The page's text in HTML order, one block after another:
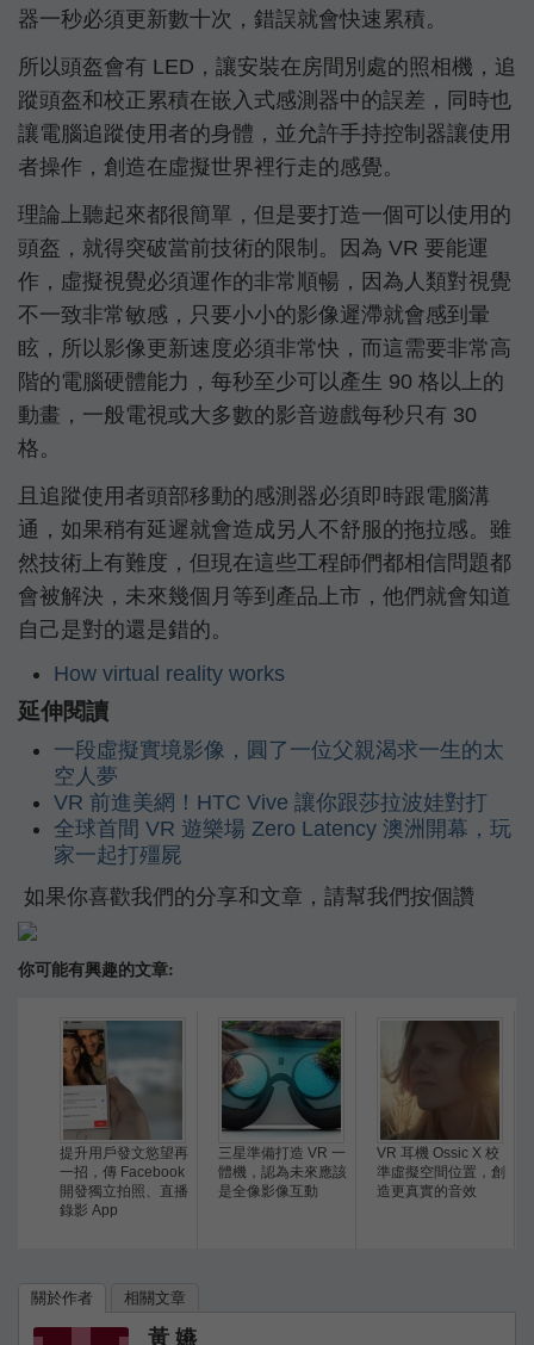
器一秒必須更新數十次，錯誤就會快速累積。
所以頭盔會有 LED，讓安裝在房間別處的照相機，追
蹤頭盔和校正累積在嵌入式感測器中的誤差，同時也
讓電腦追蹤使用者的身體，並允許手持控制器讓使用
者操作，創造在虛擬世界裡行走的感覺。
理論上聽起來都很簡單，但是要打造一個可以使用的
頭盔，就得突破當前技術的限制。因為 VR 要能運
作，虛擬視覺必須運作的非常順暢，因為人類對視覺
不一致非常敏感，只要小小的影像遲滯就會感到暈
眩，所以影像更新速度必須非常快，而這需要非常高
階的電腦硬體能力，每秒至少可以產生 90 格以上的
動畫，一般電視或大多數的影音遊戲每秒只有 30
格。
且追蹤使用者頭部移動的感測器必須即時跟電腦溝
通，如果稍有延遲就會造成另人不舒服的拖拉感。雖
然技術上有難度，但現在這些工程師們都相信問題都
會被解決，未來幾個月等到產品上市，他們就會知道
自己是對的還是錯的。
How virtual reality works
延伸閱讀
一段虛擬實境影像，圓了一位父親渴求一生的太
空人夢
VR 前進美網！HTC Vive 讓你跟莎拉波娃對打
全球首間 VR 遊樂場 Zero Latency 澳洲開幕，玩
家一起打殭屍
如果你喜歡我們的分享和文章，請幫我們按個讚
你可能有興趣的文章:
提升用戶發文慾望再
一招，傳 Facebook
開發獨立拍照、直播
錄影 App
三星準備打造 VR 一
體機，認為未來應該
是全像影像互動
VR 耳機 Ossic X 校
準虛擬空間位置，創
造更真實的音效
關於作者 相關文章
黃 嬿